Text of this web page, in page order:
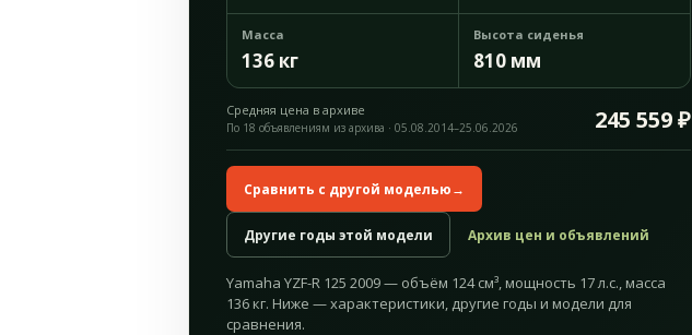
Масса
136 кг
Высота сиденья
810 мм
Средняя цена в архиве 245 559 ₽
По 18 объявлениям из архива · 05.08.2014–25.06.2026
Сравнить с другой моделью→
Другие годы этой модели Архив цен и объявлений
Yamaha YZF-R 125 2009 — объём 124 см³, мощность 17 л.с., масса
136 кг. Ниже — характеристики, другие годы и модели для
сравнения.